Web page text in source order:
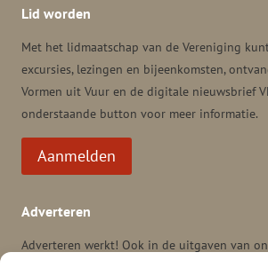
Lid worden
Met het lidmaatschap van de Vereniging
excursies, lezingen en bijeenkomsten,
Vormen uit Vuur en de digitale nieuwsbrief
onderstaande button voor meer informatie.
Aanmelden
Adverteren
Adverteren werkt! Ook in de uitgaven van